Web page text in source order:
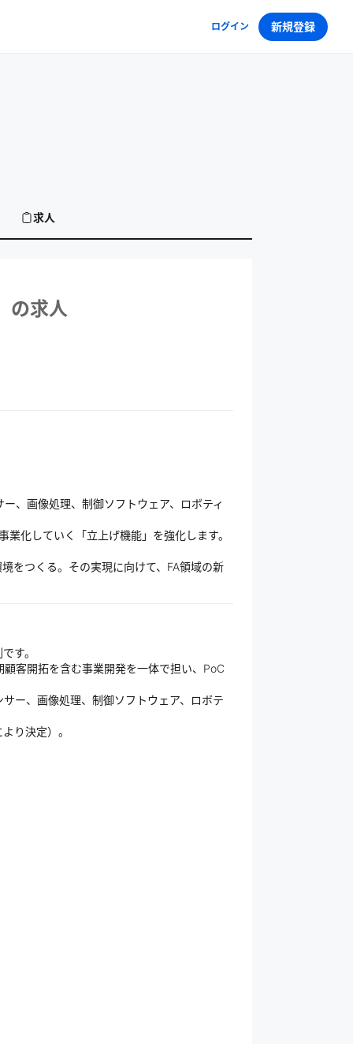
ログイン 新規登録
求人
の求人
、画像処理、制御ソフトウェア、ロボティ
化していく「立上げ機能」を強化します。
をつくる。その実現に向けて、FA領域の新
す。
客開拓を含む事業開発を一体で担い、PoC
ー、画像処理、制御ソフトウェア、ロボテ
り決定）。